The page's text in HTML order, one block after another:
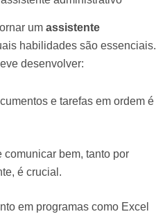
um assistente
habilidades são essenciais.
desenvolver:
e tarefas em ordem é
comunicar bem, tanto por
é crucial.
em programas como Excel